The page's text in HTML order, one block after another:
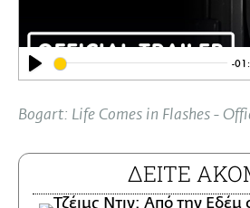
Play
-
Bogart: Life Comes in Flashes -
ΔΕΙΤΕ